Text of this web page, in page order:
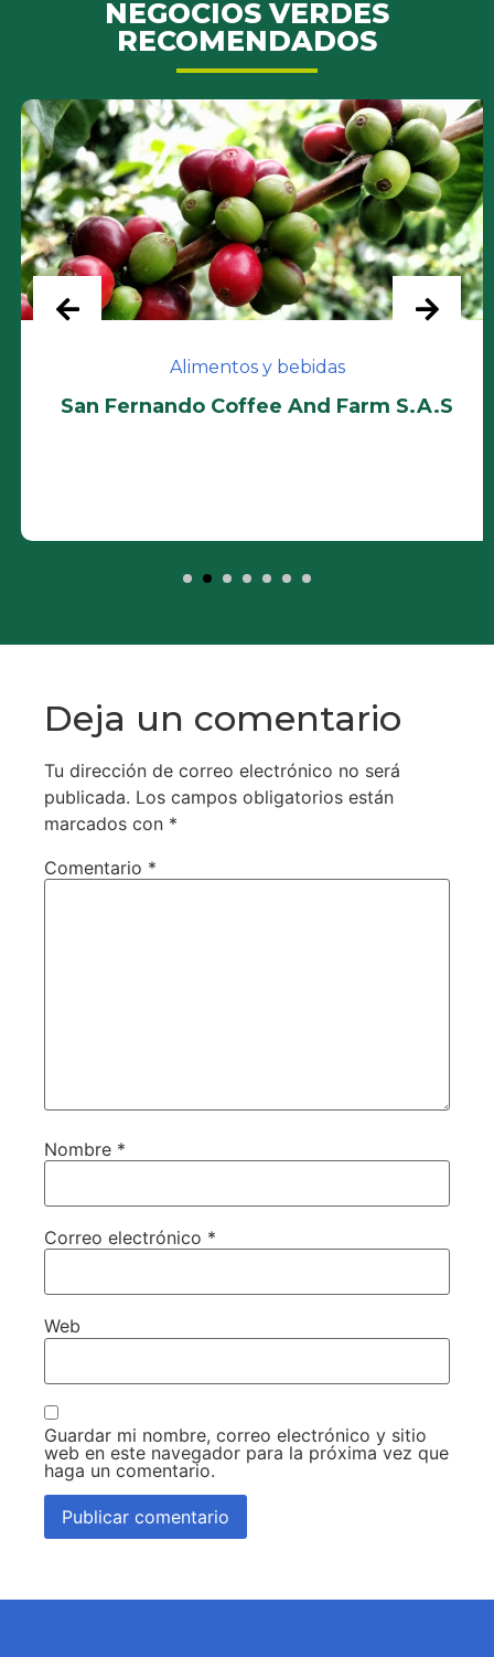
NEGOCIOS VERDES
RECOMENDADOS
Alimentos y bebidas
San Fernando Coffee And Farm S.A.S
Deja un comentario
Tu dirección de correo electrónico no será
publicada. Los campos obligatorios están
marcados con *
Comentario *
Nombre *
Correo electrónico *
Web
Guardar mi nombre, correo electrónico y sitio
web en este navegador para la próxima vez que
haga un comentario.